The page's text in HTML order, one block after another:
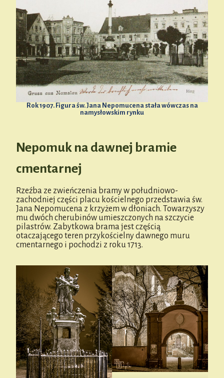
Rok 1907. Figura św. Jana Nepomucena stała wówczas na
namysłowskim rynku
Nepomuk na dawnej bramie
cmentarnej
Rzeźba ze zwieńczenia bramy w południowo-
zachodniej części placu kościelnego przedstawia św.
Jana Nepomucena z krzyżem w dłoniach. Towarzyszy
mu dwóch cherubinów umieszczonych na szczycie
pilastrów. Zabytkowa brama jest częścią
otaczającego teren przykościelny dawnego muru
cmentarnego i pochodzi z roku 1713.